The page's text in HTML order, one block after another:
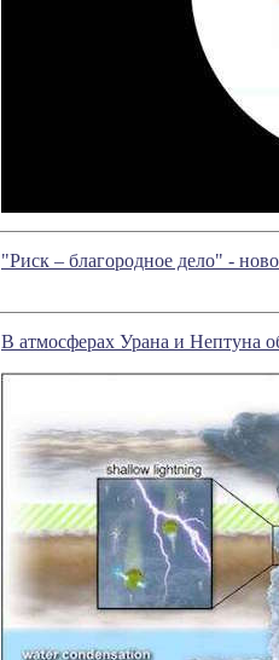
"Риск – благородное дело" -
В атмосферах Урана и Нептуна